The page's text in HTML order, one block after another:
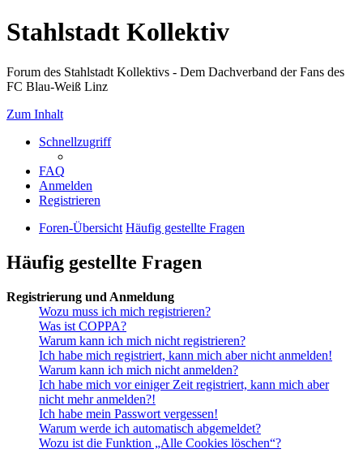
Stahlstadt Kollektiv
Forum des Stahlstadt Kollektivs - Dem Dachverband der Fans des
FC Blau-Weiß Linz
Zum Inhalt
Schnellzugriff
FAQ
Anmelden
Registrieren
Foren-Übersicht Häufig gestellte Fragen
Häufig gestellte Fragen
Registrierung und Anmeldung
Wozu muss ich mich registrieren?
Was ist COPPA?
Warum kann ich mich nicht registrieren?
Ich habe mich registriert, kann mich aber nicht anmelden!
Warum kann ich mich nicht anmelden?
Ich habe mich vor einiger Zeit registriert, kann mich aber
nicht mehr anmelden?!
Ich habe mein Passwort vergessen!
Warum werde ich automatisch abgemeldet?
Wozu ist die Funktion „Alle Cookies löschen“?